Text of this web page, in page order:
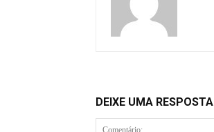
DEIXE UMA RESPOSTA